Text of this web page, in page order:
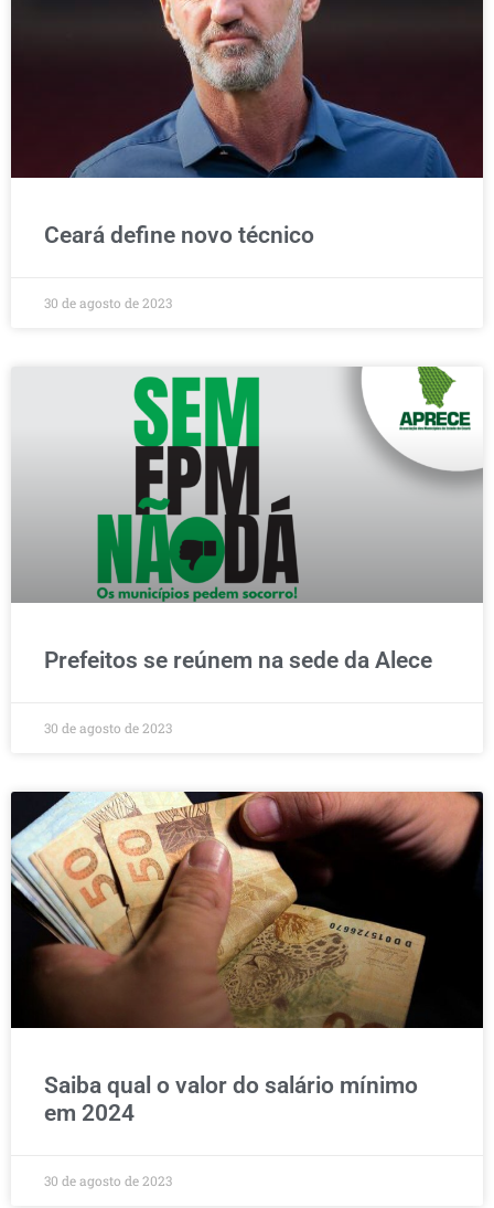
Ceará define novo técnico
30 de agosto de 2023
Prefeitos se reúnem na sede da Alece
30 de agosto de 2023
Saiba qual o valor do salário mínimo
em 2024
30 de agosto de 2023